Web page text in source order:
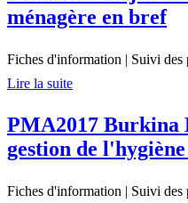
ménagère en bref
Fiches d'information | Suivi des
Lire la suite
PMA2017 Burkina
gestion de
Fiches d'information | Suivi des